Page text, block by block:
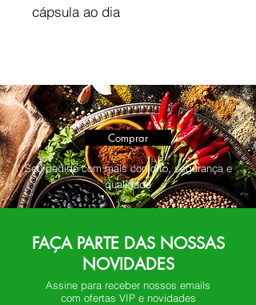
cápsula ao dia
Comprar
Seu pedido com mais conforto, segurança e
qualidade
FAÇA PARTE DAS NOSSAS
NOVIDADES
Assine para receber nossos emails
com ofertas VIP e novidades